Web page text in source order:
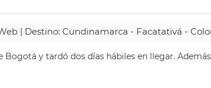
| Destino: Cundinamarca - Facatativá -
y tardó dos días hábiles en llegar.